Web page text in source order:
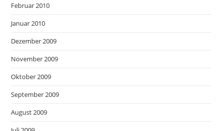
Februar 2010
Januar 2010
Dezember 2009
November 2009
Oktober 2009
September 2009
August 2009